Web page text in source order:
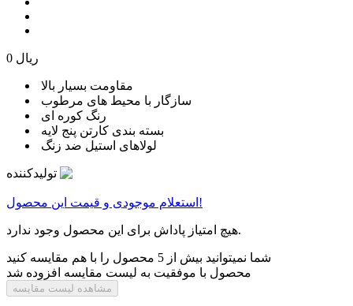
0 ریال
مقاومت بسیار بالا
سازگار با محیط های مرطوب
رنگ کوره ای
بسته بندی کارتن پنج لایه
لولاهای استیل ضد زنگ
تولیدکننده
استعلام موجودی و قیمت این محصول!
هیچ امتیاز پاداش برای این محصول وجود ندارد.
شما نمیتوانید بیش از 5 محصول را با هم مقایسه کنید
محصول با موفقیت به لیست مقایسه افزوده شد
مشاهده لیست مقایسه